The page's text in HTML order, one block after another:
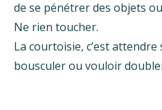
de se pénétrer des objets
Ne rien toucher.
La courtoisie, c’est
bousculer ou vouloir